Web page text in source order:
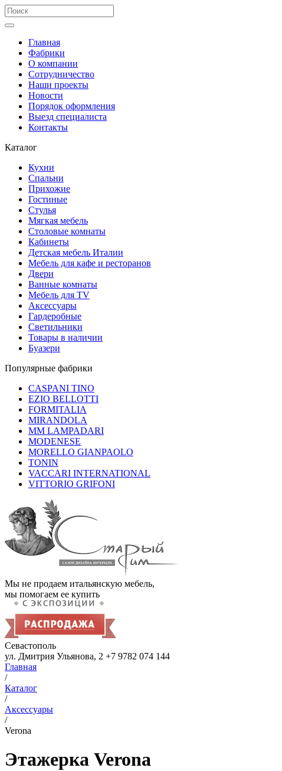
Главная
Фабрики
О компании
Сотрудничество
Наши проекты
Новости
Порядок оформления
Выезд специалиста
Контакты
Каталог
Кухни
Спальни
Прихожие
Гостиные
Стулья
Мягкая мебель
Столовые комнаты
Кабинеты
Детская мебель Италии
Мебель для кафе и ресторанов
Двери
Ванные комнаты
Мебель для TV
Аксессуары
Гардеробные
Светильники
Товары в наличии
Буазери
Популярные фабрики
CASPANI TINO
EZIO BELLOTTI
FORMITALIA
MIRANDOLA
MM LAMPADARI
MODENESE
MORELLO GIANPAOLO
TONIN
VACCARI INTERNATIONAL
VITTORIO GRIFONI
Мы не продаем итальянскую мебель,
мы помогаем ее купить
Севастополь
ул. Дмитрия Ульянова, 2 +7 9782 074 144
Главная
/
Каталог
/
Аксессуары
/
Verona
Этажерка Verona